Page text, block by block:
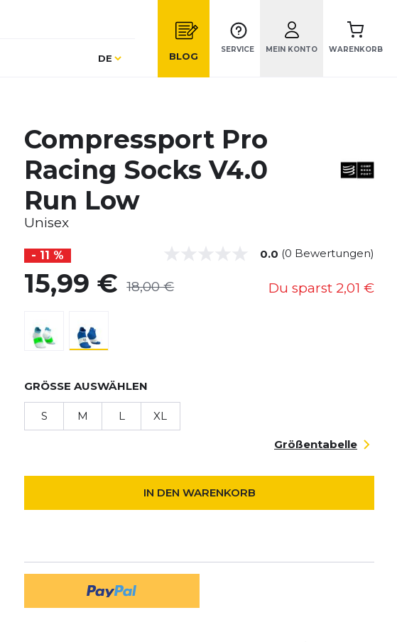
Sprache
DE BLOG
SERVICE MEIN KONTO WARENKORB
Compressport Pro
Racing Socks V4.0
Run Low
Unisex
- 11 % 0.0 (0 Bewertungen)
15,99 € 18,00 € Du sparst 2,01 €
GRÖSSE AUSWÄHLEN
S M L XL
Größentabelle
IN DEN WARENKORB